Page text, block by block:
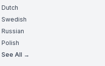
Dutch
Swedish
Russian
Polish
See All →